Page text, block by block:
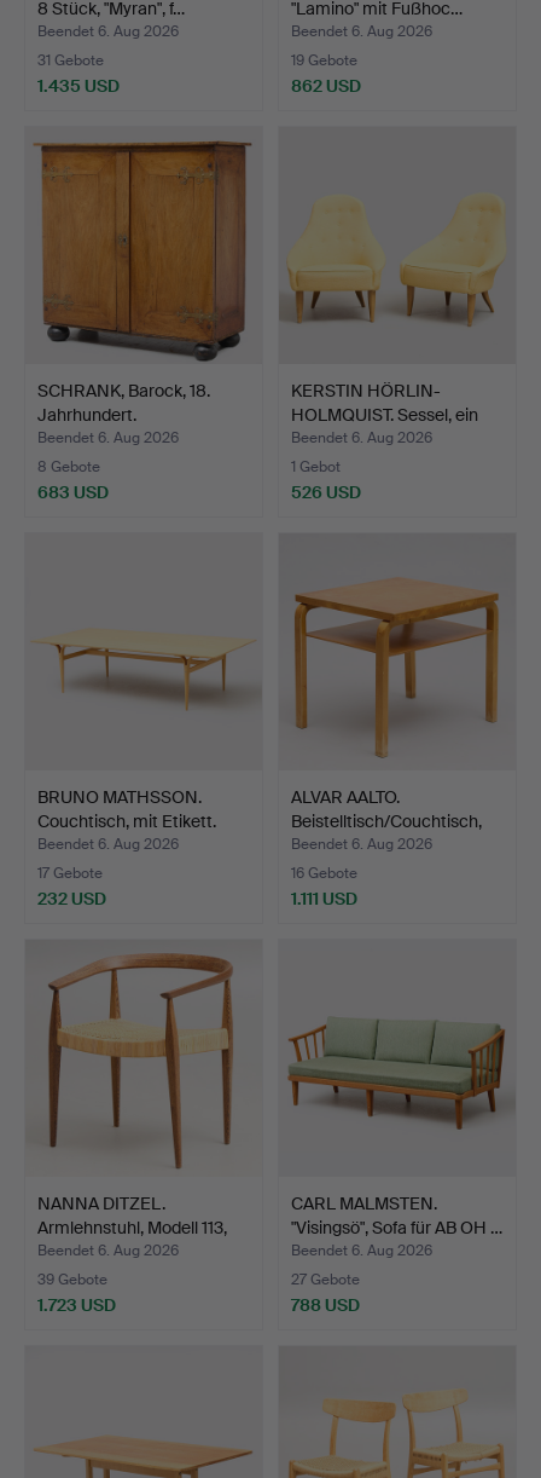
8 Stück, "Myran", f…
Beendet 6. Aug 2026
31 Gebote
1.435 USD
"Lamino" mit Fußhoc…
Beendet 6. Aug 2026
19 Gebote
862 USD
SCHRANK, Barock, 18.
Jahrhundert.
Beendet 6. Aug 2026
8 Gebote
683 USD
KERSTIN HÖRLIN-
HOLMQUIST. Sessel, ein
Paar…
Beendet 6. Aug 2026
1 Gebot
526 USD
BRUNO MATHSSON.
Couchtisch, mit Etikett.
Beendet 6. Aug 2026
17 Gebote
232 USD
ALVAR AALTO.
Beistelltisch/Couchtisch,
194…
Beendet 6. Aug 2026
16 Gebote
1.111 USD
NANNA DITZEL.
Armlehnstuhl, Modell 113,
fü…
Beendet 6. Aug 2026
39 Gebote
1.723 USD
CARL MALMSTEN.
"Visingsö", Sofa für AB OH …
Beendet 6. Aug 2026
27 Gebote
788 USD